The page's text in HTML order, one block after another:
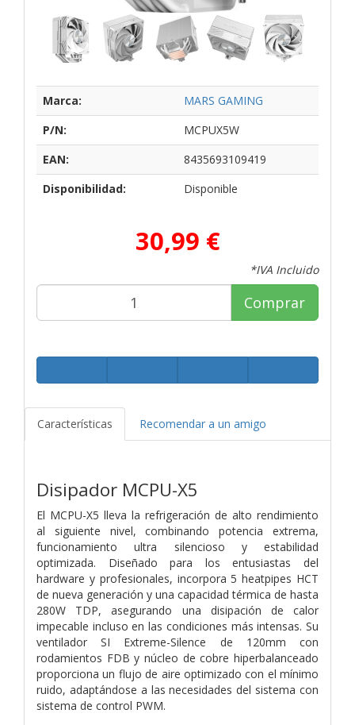
Marca:
MARS GAMING
P/N:
MCPUX5W
EAN:
8435693109419
Disponibilidad:
Disponible
30,99 €
*IVA Incluido
Comprar
Características Recomendar a un amigo
Disipador MCPU-X5
El MCPU-X5 lleva la refrigeración de alto rendimiento
al siguiente nivel, combinando potencia extrema,
funcionamiento ultra silencioso y estabilidad
optimizada. Diseñado para los entusiastas del
hardware y profesionales, incorpora 5 heatpipes HCT
de nueva generación y una capacidad térmica de hasta
280W TDP, asegurando una disipación de calor
impecable incluso en las condiciones más intensas. Su
ventilador SI Extreme-Silence de 120mm con
rodamientos FDB y núcleo de cobre hiperbalanceado
proporciona un flujo de aire optimizado con el mínimo
ruido, adaptándose a las necesidades del sistema con
sistema de control PWM.